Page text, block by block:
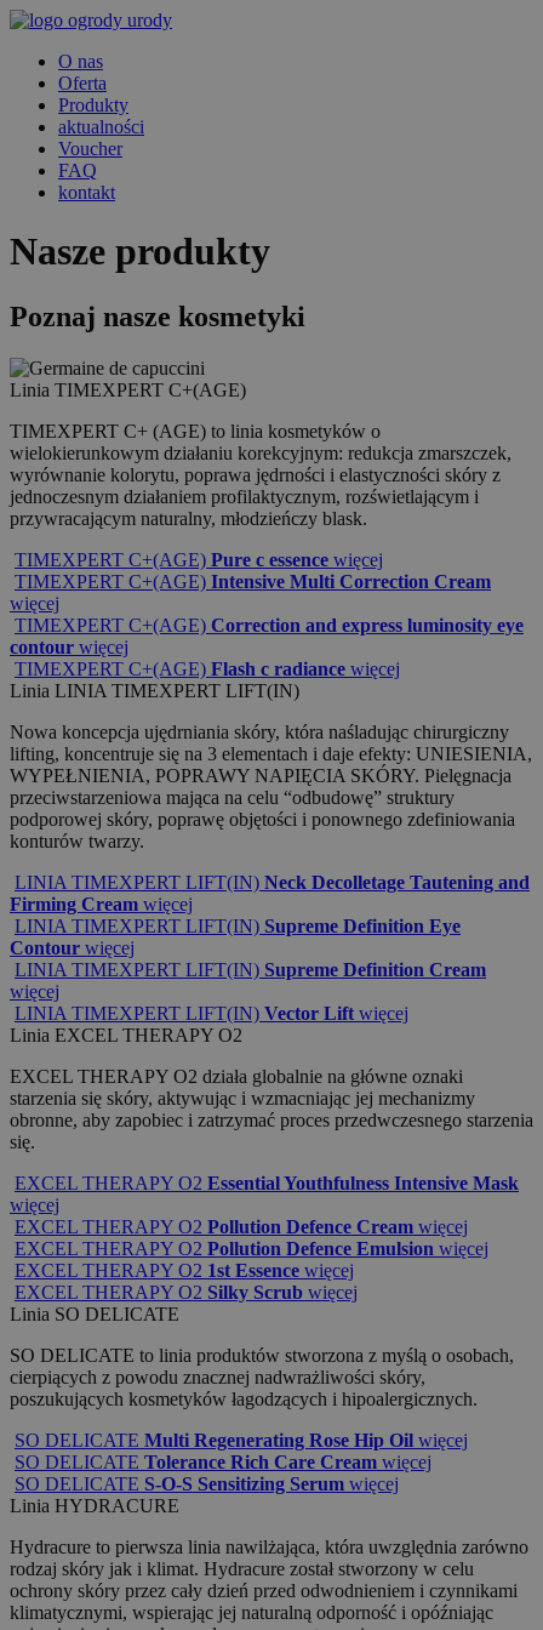
O nas
Oferta
Produkty
aktualności
Voucher
FAQ
kontakt
Nasze produkty
Poznaj nasze kosmetyki
Linia TIMEXPERT C+(AGE)
TIMEXPERT C+ (AGE) to linia kosmetyków o
wielokierunkowym działaniu korekcyjnym: redukcja zmarszczek,
wyrównanie kolorytu, poprawa jędrności i elastyczności skóry z
jednoczesnym działaniem profilaktycznym, rozświetlającym i
przywracającym naturalny, młodzieńczy blask.
TIMEXPERT C+(AGE) Pure c essence więcej
TIMEXPERT C+(AGE) Intensive Multi Correction Cream
więcej
TIMEXPERT C+(AGE) Correction and express luminosity eye
contour więcej
TIMEXPERT C+(AGE) Flash c radiance więcej
Linia LINIA TIMEXPERT LIFT(IN)
Nowa koncepcja ujędrniania skóry, która naśladując chirurgiczny
lifting, koncentruje się na 3 elementach i daje efekty: UNIESIENIA,
WYPEŁNIENIA, POPRAWY NAPIĘCIA SKÓRY. Pielęgnacja
przeciwstarzeniowa mająca na celu “odbudowę” struktury
podporowej skóry, poprawę objętości i ponownego zdefiniowania
konturów twarzy.
LINIA TIMEXPERT LIFT(IN) Neck Decolletage Tautening and
Firming Cream więcej
LINIA TIMEXPERT LIFT(IN) Supreme Definition Eye
Contour więcej
LINIA TIMEXPERT LIFT(IN) Supreme Definition Cream
więcej
LINIA TIMEXPERT LIFT(IN) Vector Lift więcej
Linia EXCEL THERAPY O2
EXCEL THERAPY O2 działa globalnie na główne oznaki
starzenia się skóry, aktywując i wzmacniając jej mechanizmy
obronne, aby zapobiec i zatrzymać proces przedwczesnego starzenia
się.
EXCEL THERAPY O2 Essential Youthfulness Intensive Mask
więcej
EXCEL THERAPY O2 Pollution Defence Cream więcej
EXCEL THERAPY O2 Pollution Defence Emulsion więcej
EXCEL THERAPY O2 1st Essence więcej
EXCEL THERAPY O2 Silky Scrub więcej
Linia SO DELICATE
SO DELICATE to linia produktów stworzona z myślą o osobach,
cierpiących z powodu znacznej nadwrażliwości skóry,
poszukujących kosmetyków łagodzących i hipoalergicznych.
SO DELICATE Multi Regenerating Rose Hip Oil więcej
SO DELICATE Tolerance Rich Care Cream więcej
SO DELICATE S-O-S Sensitizing Serum więcej
Linia HYDRACURE
Hydracure to pierwsza linia nawilżająca, która uwzględnia zarówno
rodzaj skóry jak i klimat. Hydracure został stworzony w celu
ochrony skóry przez cały dzień przed odwodnieniem i czynnikami
klimatycznymi, wspierając jej naturalną odporność i opóźniając